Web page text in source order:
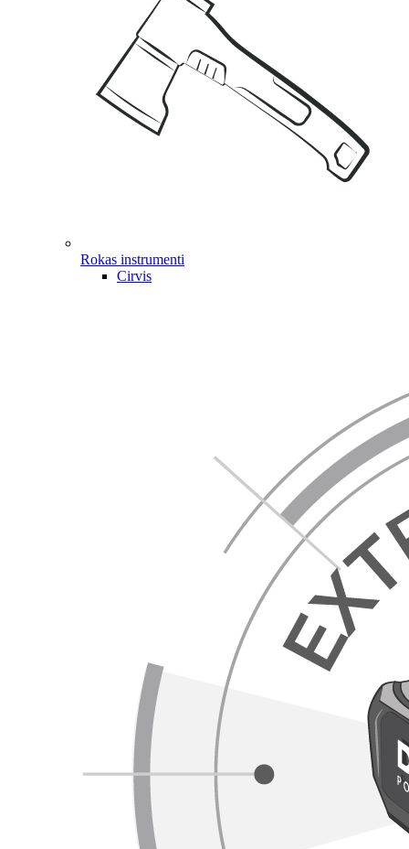
Rokas instrumenti
Cirvis